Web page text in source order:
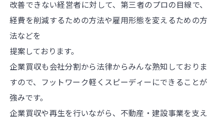
改善できない経営者に対して、第三者のプロの目線で、
経費を削減するための方法や雇用形態を変えるための方
法などを
提案しております。
企業買収も会社分割から法律からみんな熟知しておりま
すので、フットワーク軽くスピーディーにできることが
強みです。
企業買収や再生を行いながら、不動産・建設事業を支え